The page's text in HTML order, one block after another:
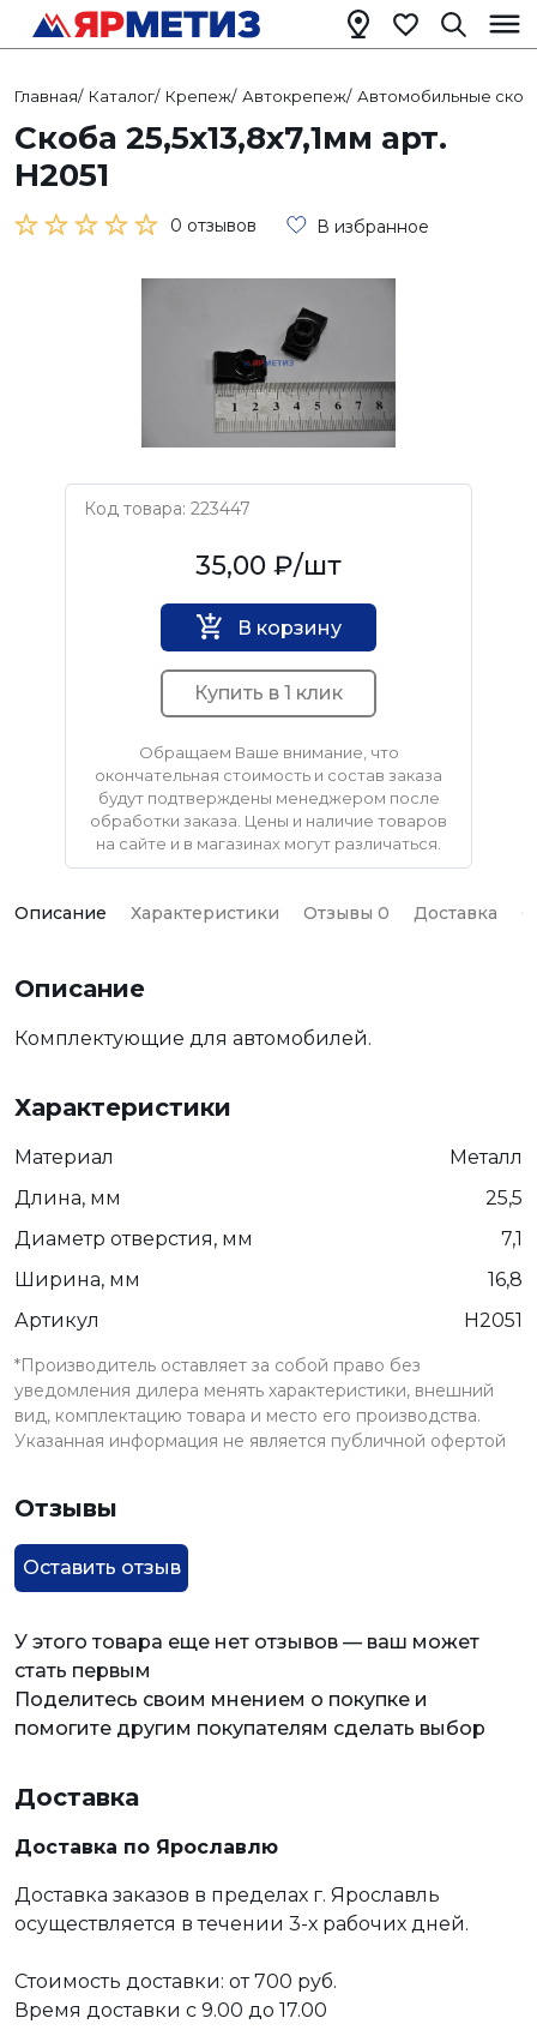
Главная/ Каталог/ Крепеж/ Автокрепеж/ Автомобильные
Скоба 25,5х13,8х7,1мм арт.
Н2051
0 отзывов В избранное
Код товара: 223447
Нет бренда35,00 ₽/шт
В корзину
Купить в 1 клик
Обращаем Ваше внимание, что
окончательная стоимость и состав заказа
будут подтверждены менеджером после
обработки заказа. Цены и наличие товаров
на сайте и в магазинах могут различаться.
Описание Характеристики Отзывы 0 Доставка
Описание
Комплектующие для автомобилей.
Характеристики
Материал
Металл
Длина, мм
25,5
Диаметр отверстия, мм
7,1
Ширина, мм
16,8
Артикул
H2051
*Производитель оставляет за собой право без
уведомления дилера менять характеристики, внешний
вид, комплектацию товара и место его производства.
Указанная информация не является публичной офертой
Отзывы
Оставить отзыв
У этого товара еще нет отзывов — ваш может
стать первым
Поделитесь своим мнением о покупке и
помогите другим покупателям сделать выбор
Доставка
Доставка по Ярославлю
Доставка заказов в пределах г. Ярославль
осуществляется в течении 3-х рабочих дней.
Стоимость доставки: от 700 руб.
Время доставки с 9.00 до 17.00